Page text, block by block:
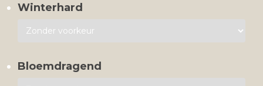
Winterhard
Bloemdragend